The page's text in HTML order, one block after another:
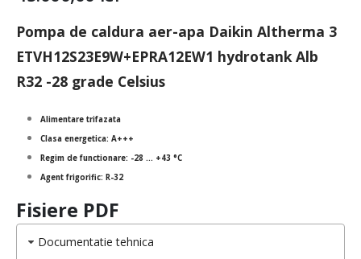
Pompa de caldura aer-apa Daikin Altherma 3
ETVH12S23E9W+EPRA12EW1 hydrotank Alb
R32 -28 grade Celsius
Alimentare trifazata
Clasa energetica: A+++
Regim de functionare: -28 … +43 °C
Agent frigorific: R-32
Fisiere PDF
Documentatie tehnica